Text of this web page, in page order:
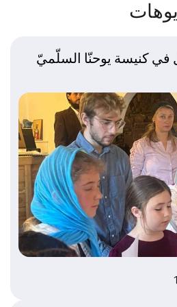
في كنيسة يوحنّا السلّميّ